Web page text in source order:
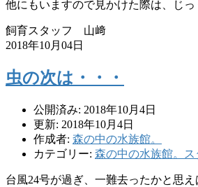
他にもいますので見かけた際は、じっ
飼育スタッフ 山﨑
2018年10月04日
虫の次は・・・
公開済み: 2018年10月4日
更新: 2018年10月4日
作成者: 森の中の水族館。
カテゴリー: 森の中の水族館。
台風24号が過ぎ、一難去ったかと思